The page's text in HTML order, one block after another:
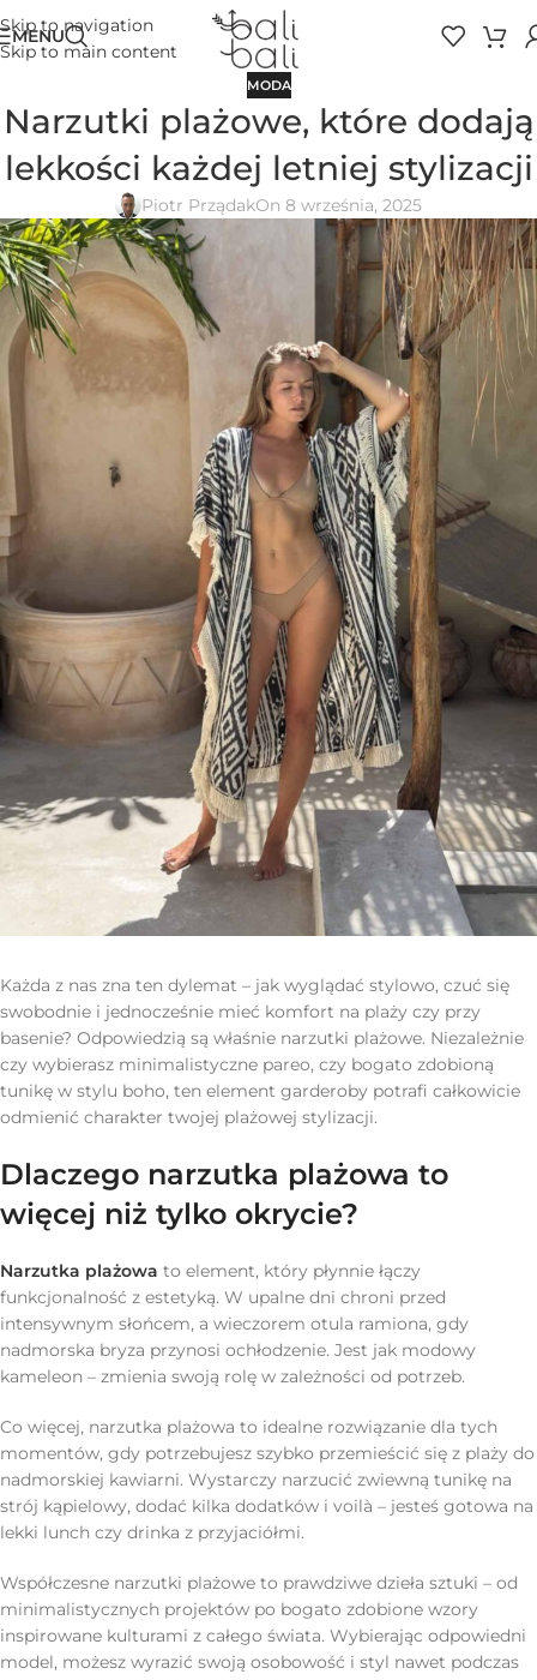
Skip to navigation
Skip to main content
MENU
MODA
Narzutki plażowe, które dodają
lekkości każdej letniej stylizacji
Piotr PrządakOn 8 września, 2025
Każda z nas zna ten dylemat – jak wyglądać stylowo, czuć się
swobodnie i jednocześnie mieć komfort na plaży czy przy
basenie? Odpowiedzią są właśnie narzutki plażowe. Niezależnie
czy wybierasz minimalistyczne pareo, czy bogato zdobioną
tunikę w stylu boho, ten element garderoby potrafi całkowicie
odmienić charakter twojej plażowej stylizacji.
Dlaczego narzutka plażowa to
więcej niż tylko okrycie?
Narzutka plażowa to element, który płynnie łączy
funkcjonalność z estetyką. W upalne dni chroni przed
intensywnym słońcem, a wieczorem otula ramiona, gdy
nadmorska bryza przynosi ochłodzenie. Jest jak modowy
kameleon – zmienia swoją rolę w zależności od potrzeb.
Co więcej, narzutka plażowa to idealne rozwiązanie dla tych
momentów, gdy potrzebujesz szybko przemieścić się z plaży do
nadmorskiej kawiarni. Wystarczy narzucić zwiewną tunikę na
strój kąpielowy, dodać kilka dodatków i voilà – jesteś gotowa na
lekki lunch czy drinka z przyjaciółmi.
Współczesne narzutki plażowe to prawdziwe dzieła sztuki – od
minimalistycznych projektów po bogato zdobione wzory
inspirowane kulturami z całego świata. Wybierając odpowiedni
model, możesz wyrazić swoją osobowość i styl nawet podczas